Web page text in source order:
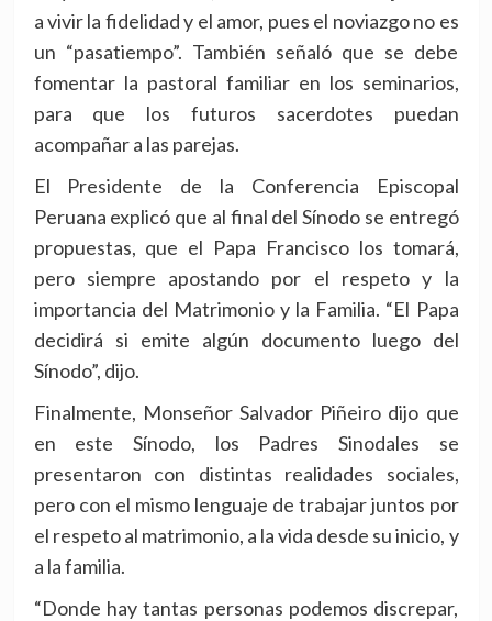
a vivir la fidelidad y el amor, pues el noviazgo no es
un “pasatiempo”. También señaló que se debe
fomentar la pastoral familiar en los seminarios,
para que los futuros sacerdotes puedan
acompañar a las parejas.
El Presidente de la Conferencia Episcopal
Peruana explicó que al final del Sínodo se entregó
propuestas, que el Papa Francisco los tomará,
pero siempre apostando por el respeto y la
importancia del Matrimonio y la Familia. “El Papa
decidirá si emite algún documento luego del
Sínodo”, dijo.
Finalmente, Monseñor Salvador Piñeiro dijo que
en este Sínodo, los Padres Sinodales se
presentaron con distintas realidades sociales,
pero con el mismo lenguaje de trabajar juntos por
el respeto al matrimonio, a la vida desde su inicio, y
a la familia.
“Donde hay tantas personas podemos discrepar,